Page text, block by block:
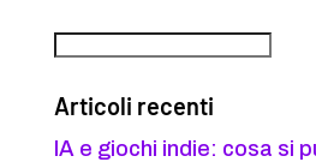
Articoli recenti
IA e giochi indie: cosa si